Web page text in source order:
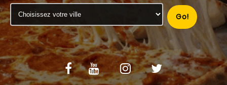
MENTIONS LÉGALES
C.G.V
Go!